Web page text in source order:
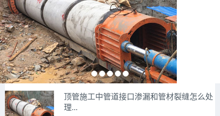
顶管施工中管道接口渗漏和管材裂缝怎么处
理...